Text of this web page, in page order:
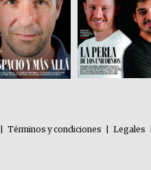
Términos y condiciones Legales